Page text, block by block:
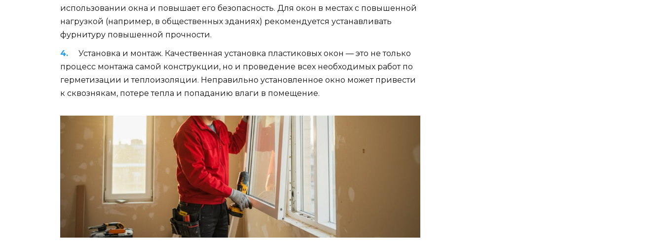
использовании окна и повышает его безопасность. Для окон в местах с повышенной
нагрузкой (например, в общественных зданиях) рекомендуется устанавливать
фурнитуру повышенной прочности.
Установка и монтаж. Качественная установка пластиковых окон — это не только
процесс монтажа самой конструкции, но и проведение всех необходимых работ по
герметизации и теплоизоляции. Неправильно установленное окно может привести
к сквознякам, потере тепла и попаданию влаги в помещение.